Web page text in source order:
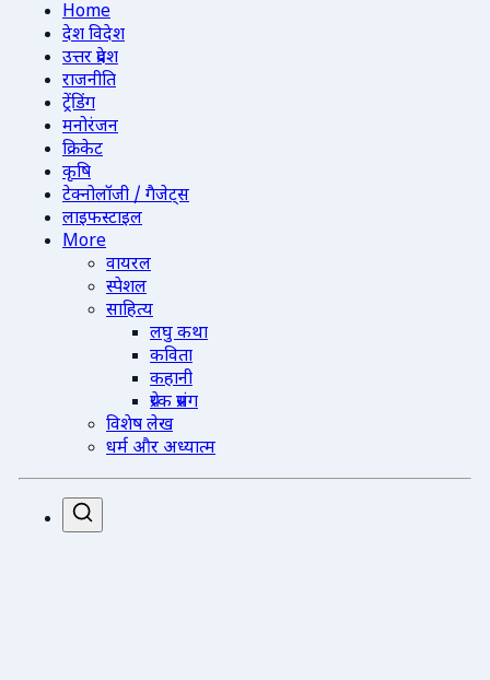
Home
देश विदेश
उत्तर प्रदेश
राजनीति
ट्रेंडिंग
मनोरंजन
क्रिकेट
कृषि
टेक्नोलॉजी / गैजेट्स
लाइफस्टाइल
More
वायरल
स्पेशल
साहित्य
लघु कथा
कविता
कहानी
प्रेरक प्रसंग
विशेष लेख
धर्म और अध्यात्म